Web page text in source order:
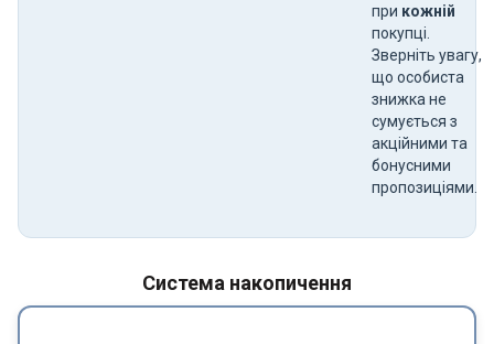
при кожній
покупці.
Зверніть увагу,
що особиста
знижка не
сумується з
акційними та
бонусними
пропозиціями.
Система накопичення